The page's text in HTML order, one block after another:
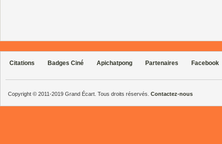
Citations Badges Ciné Apichatpong Partenaires Facebook
Copyright © 2011-2019 Grand Écart. Tous droits réservés. Contactez-nous